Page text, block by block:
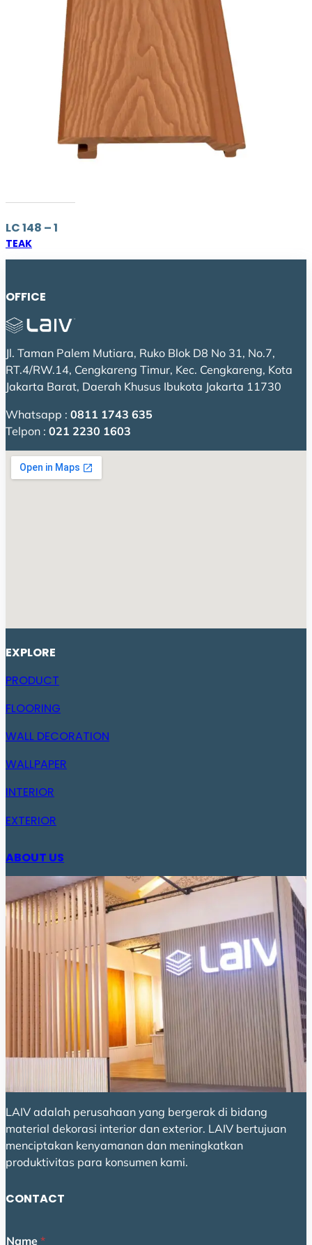
LC 148 – 1
TEAK
OFFICE
Jl. Taman Palem Mutiara, Ruko Blok D8 No 31, No.7,
RT.4/RW.14, Cengkareng Timur, Kec. Cengkareng, Kota
Jakarta Barat, Daerah Khusus Ibukota Jakarta 11730
Whatsapp : 0811 1743 635
Telpon : 021 2230 1603
EXPLORE
PRODUCT
FLOORING
WALL DECORATION
WALLPAPER
INTERIOR
EXTERIOR
ABOUT US
LAIV adalah perusahaan yang bergerak di bidang
material dekorasi interior dan exterior. LAIV bertujuan
menciptakan kenyamanan dan meningkatkan
produktivitas para konsumen kami.
CONTACT
Name *